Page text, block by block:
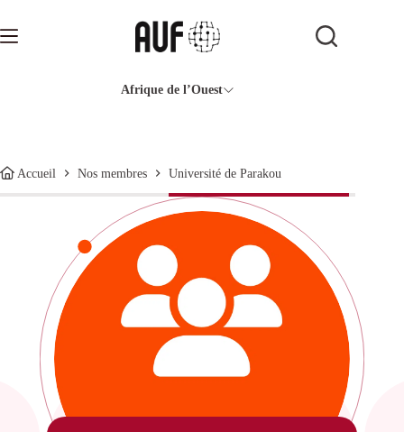
contenu
Afrique de l’Ouest
Accueil Nos membres Université de Parakou